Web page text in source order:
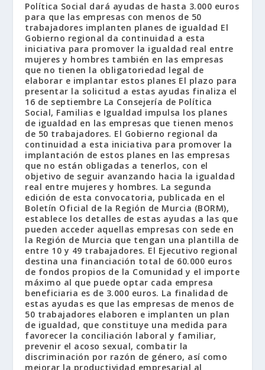
Política Social dará ayudas de hasta 3.000 euros
para que las empresas con menos de 50
trabajadores implanten planes de igualdad El
Gobierno regional da continuidad a esta
iniciativa para promover la igualdad real entre
mujeres y hombres también en las empresas
que no tienen la obligatoriedad legal de
elaborar e implantar estos planes El plazo para
presentar la solicitud a estas ayudas finaliza el
16 de septiembre La Consejería de Política
Social, Familias e Igualdad impulsa los planes
de igualdad en las empresas que tienen menos
de 50 trabajadores. El Gobierno regional da
continuidad a esta iniciativa para promover la
implantación de estos planes en las empresas
que no están obligadas a tenerlos, con el
objetivo de seguir avanzando hacia la igualdad
real entre mujeres y hombres. La segunda
edición de esta convocatoria, publicada en el
Boletín Oficial de la Región de Murcia (BORM),
establece los detalles de estas ayudas a las que
pueden acceder aquellas empresas con sede en
la Región de Murcia que tengan una plantilla de
entre 10 y 49 trabajadores. El Ejecutivo regional
destina una financiación total de 60.000 euros
de fondos propios de la Comunidad y el importe
máximo al que puede optar cada empresa
beneficiaria es de 3.000 euros. La finalidad de
estas ayudas es que las empresas de menos de
50 trabajadores elaboren e implanten un plan
de igualdad, que constituye una medida para
favorecer la conciliación laboral y familiar,
prevenir el acoso sexual, combatir la
discriminación por razón de género, así como
mejorar la productividad empresarial al